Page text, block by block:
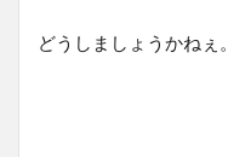
どうしましょうかねぇ。